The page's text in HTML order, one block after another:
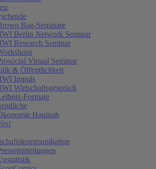
Bag-Seminare
Berlin Network Seminar
Research Seminar
Virtual Seminar
& Öffentlichkeit
Impuls
Wirtschaftsgespräch
Formate
Hautnah